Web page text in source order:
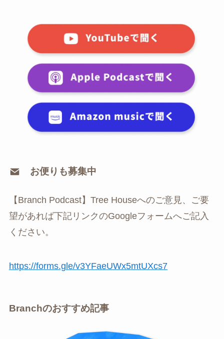
お便りも募集中
【Branch Podcast】Tree Houseへのご意見、ご要
望があれば下記リンクのGoogleフォームへご記入
ください。
⁠https://forms.gle/v3YFaeUWx5mtUXcs7
Branchのおすすめ記事